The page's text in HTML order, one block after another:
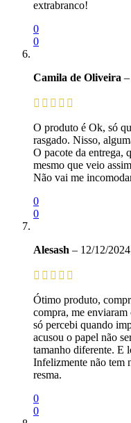
extrabranco!
0
0
Camila de Oliveira –
O produto é Ok, só
rasgado. Nisso,
O pacote da entrega,
mesmo que veio
Não vai me
0
0
Alesash – 12/12/2024
Ótimo produto,
compra, me
só percebi quando
acusou o papel não
tamanho diferente. E
Infelizmente não tem
resma.
0
0